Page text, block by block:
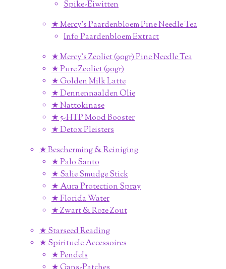
Spike-Eiwitten
★ Mercy's Paardenbloem Pine Needle Tea
Info Paardenbloem Extract
★ Mercy's Zeoliet (90gr) Pine Needle Tea
★ Pure Zeoliet (90gr)
★ Golden Milk Latte
★ Dennennaalden Olie
★ Nattokinase
★ 5-HTP Mood Booster
★ Detox Pleisters
★ Bescherming & Reiniging
★ Palo Santo
★ Salie Smudge Stick
★ Aura Protection Spray
★ Florida Water
★ Zwart & Roze Zout
★ Starseed Reading
★ Spirituele Accessoires
★ Pendels